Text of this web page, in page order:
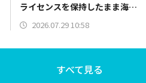
ライセンスを保持したまま海外
流通網を開拓
2026.07.29 10:58
すべて見る